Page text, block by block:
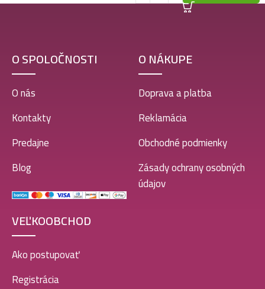
O SPOLOČNOSTI
O nás
Kontakty
Predajne
Blog
O NÁKUPE
Doprava a platba
Reklamácia
Obchodné podmienky
Zásady ochrany osobných
údajov
VEĽKOOBCHOD
Ako postupovať
Registrácia